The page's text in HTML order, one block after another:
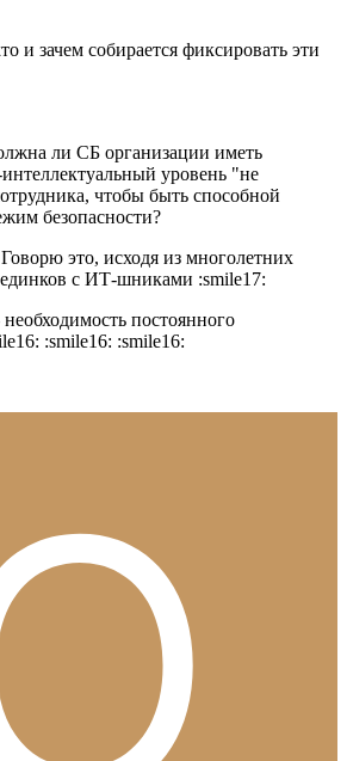
и зачем собирается фиксировать эти
ли СБ организации иметь
интеллектуальный уровень "не
чтобы быть способной
безопасности?
это, исходя из многолетних
с ИТ-шниками :smile17:
постоянного
:smile16: :smile16: